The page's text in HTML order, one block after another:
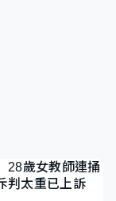
歲女教師連捅
判太重已上訴